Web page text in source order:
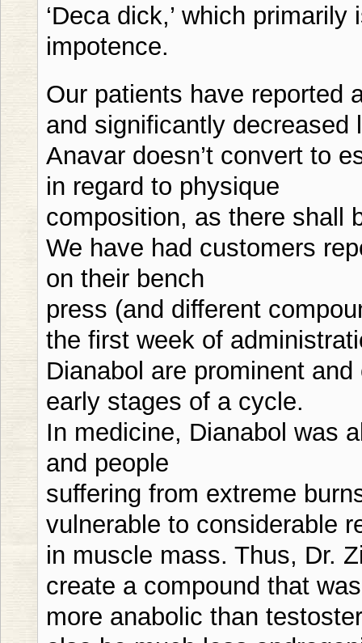
‘Deca dick,’ which
impotence.
Our patients have reported
and significantly decreased
Anavar doesn’t convert to
in regard to physique
composition, as there shall
We have had customers
on their bench
press (and different
the first week of
Dianabol are prominent
early stages of a cycle.
In medicine, Dianabol was
and people
suffering from extreme
vulnerable to considerable
in muscle mass. Thus, Dr.
create a compound that was
more anabolic than